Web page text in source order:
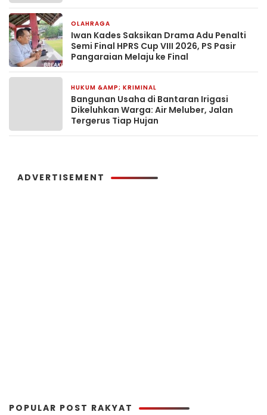
OLAHRAGA
Iwan Kades Saksikan Drama Adu Penalti
Semi Final HPRS Cup VIII 2026, PS Pasir
Pangaraian Melaju ke Final
HUKUM &AMP; KRIMINAL
Bangunan Usaha di Bantaran Irigasi
Dikeluhkan Warga: Air Meluber, Jalan
Tergerus Tiap Hujan
ADVERTISEMENT
POPULAR POST RAKYAT